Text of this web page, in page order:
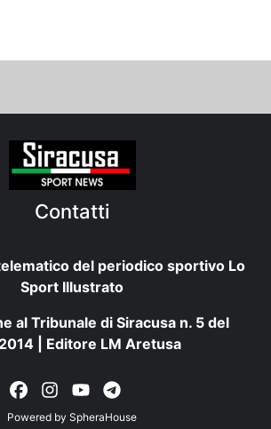
Contatti
del periodico sportivo Lo
Sport Illustrato
al Tribunale di Siracusa n. 5 del
| Editore LM Aretusa
Powered by SpheraHouse